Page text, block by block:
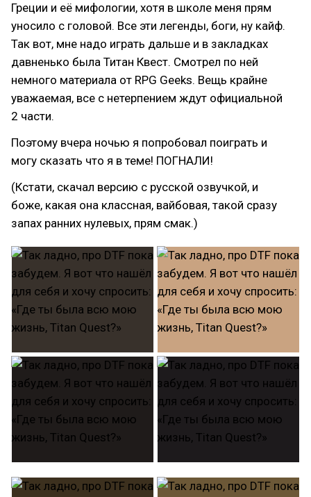
Греции и её мифологии, хотя в школе меня прям
уносило с головой. Все эти легенды, боги, ну кайф.
Так вот, мне надо играть дальше и в закладках
давненько была Титан Квест. Смотрел по ней
немного материала от RPG Geeks. Вещь крайне
уважаемая, все с нетерпением ждут официальной
2 части.
Поэтому вчера ночью я попробовал поиграть и
могу сказать что я в теме! ПОГНАЛИ!
(Кстати, скачал версию с русской озвучкой, и
боже, какая она классная, вайбовая, такой сразу
запах ранних нулевых, прям смак.)